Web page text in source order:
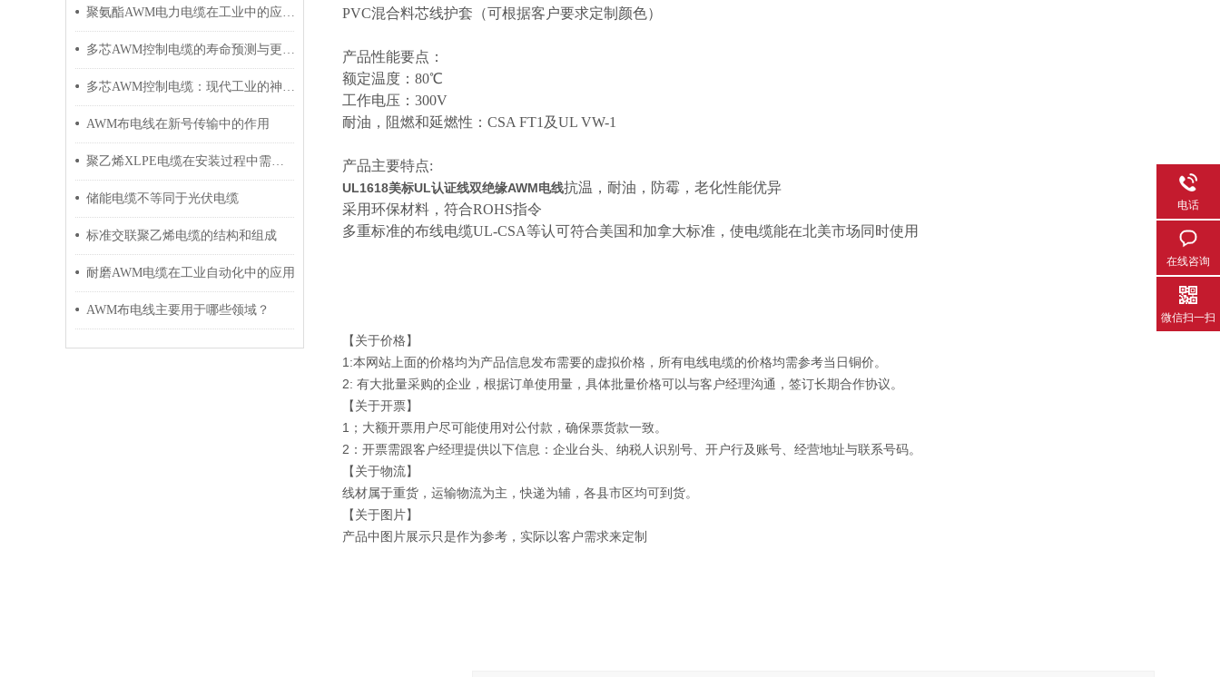
聚氨酯AWM电力电缆在工业中的应用与影响
多芯AWM控制电缆的寿命预测与更换周期
多芯AWM控制电缆：现代工业的神经脉络
AWM布电线在新号传输中的作用
聚乙烯XLPE电缆在安装过程中需要注意哪些事项？
储能电缆不等同于光伏电缆
标准交联聚乙烯电缆的结构和组成
耐磨AWM电缆在工业自动化中的应用
AWM布电线主要用于哪些领域？
PVC混合料芯线护套（可根据客户要求定制颜色）
产品性能要点：
额定温度： 80℃
工作电压： 300V
耐油，阻燃和延燃性： CSA FT1及UL VW-1
产品主要特点:
UL1618美标UL认证线双绝缘AWM电线抗温，耐油，防霉，老化性能优异
采用环保材料，符合ROHS指令
多重标准的布线电缆UL-CSA等认可符合美国和加拿大标准，使电缆能在北美市场同时使用
【关于价格】
1:本网站上面的价格均为产品信息发布需要的虚拟价格，所有电线电缆的价格均需参考当日铜价。
2: 有大批量采购的企业，根据订单使用量，具体批量价格可以与客户经理沟通，签订长期合作协议。
【关于开票】
1；大额开票用户尽可能使用对公付款，确保票货款一致。
2：开票需跟客户经理提供以下信息：企业台头、纳税人识别号、开户行及账号、经营地址与联系号码。
【关于物流】
线材属于重货，运输物流为主，快递为辅，各县市区均可到货。
【关于图片】
产品中图片展示只是作为参考，实际以客户需求来定制
电话
在线咨询
微信扫一扫